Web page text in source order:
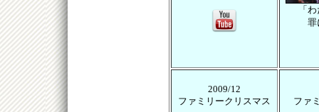
「
罪
2009/12
ファミリークリスマス
ファ